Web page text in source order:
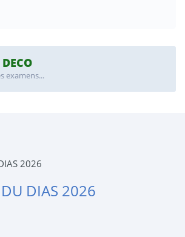
examens...
DU DIAS 2026